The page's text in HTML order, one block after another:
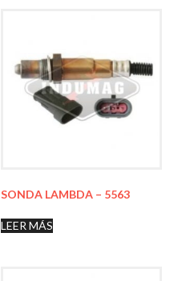
SONDA LAMBDA – 5563
LEER MÁS